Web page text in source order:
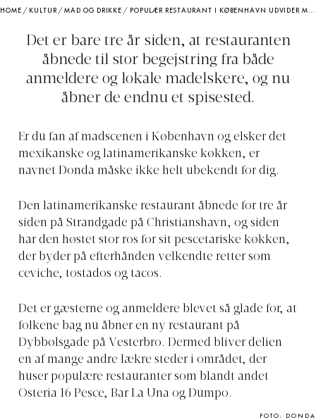
HOME / KULTUR /MAD OG DRIKKE / POPULÆR RESTAURANT I KØBENHAVN UDVIDER MED NY DELI
Det er bare tre år siden, at restauranten
åbnede til stor begejstring fra både
anmeldere og lokale madelskere, og nu
åbner de endnu et spisested.
Er du fan af madscenen i København og elsker det
mexikanske og latinamerikanske køkken, er
navnet Donda måske ikke helt ubekendt for dig.
Den latinamerikanske restaurant åbnede for tre år
siden på Strandgade på Christianshavn, og siden
har den høstet stor ros for sit pescetariske køkken,
der byder på efterhånden velkendte retter som
ceviche, tostados og tacos.
Det er gæsterne og anmeldere blevet så glade for, at
folkene bag nu åbner en ny restaurant på
Dybbølsgade på Vesterbro. Dermed bliver delien
en af mange andre lækre steder i området, der
huser populære restauranter som blandt andet
Osteria 16 Pesce, Bar La Una og Dumpo.
FOTO: DONDA